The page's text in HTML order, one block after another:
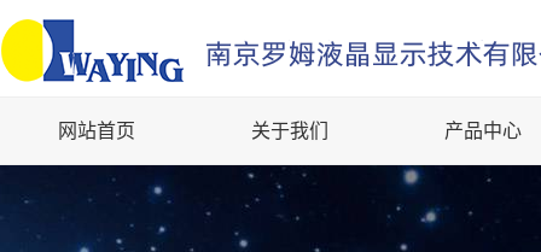
网站首页 关于我们 产品中心